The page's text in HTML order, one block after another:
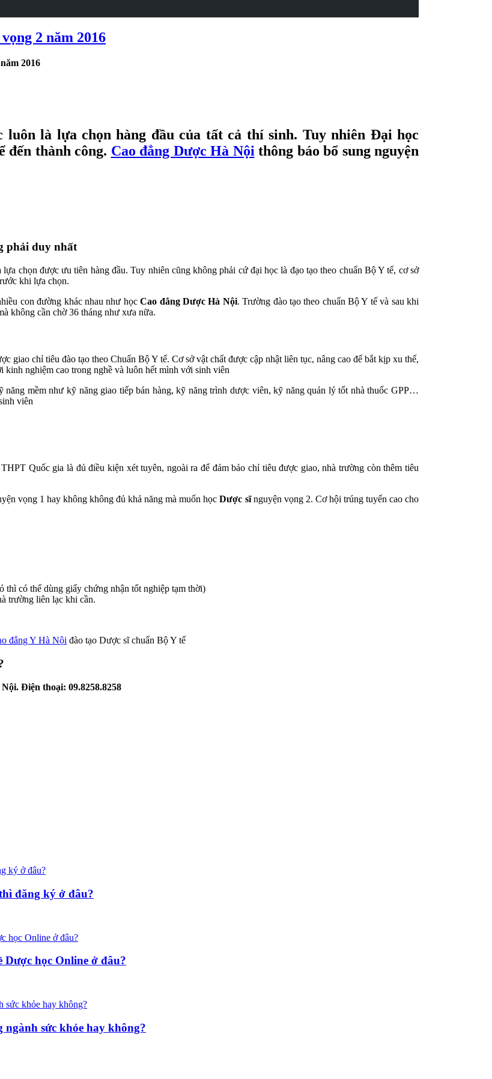
2 năm 2016
2016
là lựa chọn hàng đầu của tất cả thí sinh. Tuy nhiên Đại học
đến thành công. Cao đẳng Dược Hà Nội thông báo bổ sung nguyện
phải duy nhất
chọn được ưu tiên hàng đầu. Tuy nhiên cũng không phải cứ đại học là đạo tạo theo chuẩn Bộ Y tế, cơ sở
khi lựa chọn.
con đường khác nhau như họcCao đẳng Dược Hà Nội. Trường đào tạo theo chuẩn Bộ Y tế và sau khi
không cần chờ 36 tháng như xưa nữa.
chỉ tiêu đào tạo theo Chuẩn Bộ Y tế. Cơ sở vật chất được cập nhật liên tục, nâng cao để bắt kịp xu thế,
nghiệm cao trong nghề và luôn hết mình với sinh viên
mềm như kỹ năng giao tiếp bán hàng, kỹ năng trình dược viên, kỹ năng quản lý tốt nhà thuốc GPP…
viên
Quốc gia là đủ điều kiện xét tuyên, ngoài ra để đảm bảo chỉ tiêu được giao, nhà trường còn thêm tiêu
vọng 1 hay không không đủ khả năng mà muốn họcDược sĩnguyện vọng 2. Cơ hội trúng tuyển cao cho
thì có thể dùng giấy chứng nhận tốt nghiệp tạm thời)
trường liên lạc khi cần.
đẳng Y Hà Nội đào tạo Dược sĩ chuẩn Bộ Y tế
Điện thoại: 09.8258.8258
đăng ký ở đâu?
Dược học Online ở đâu?
sức khỏe hay không?